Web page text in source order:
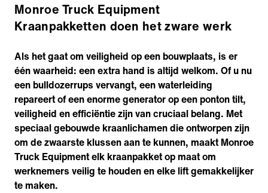
Monroe Truck Equipment
Kraanpakketten doen het zware werk
Als het gaat om veiligheid op een bouwplaats, is er
één waarheid: een extra hand is altijd welkom. Of u nu
een bulldozerrups vervangt, een waterleiding
repareert of een enorme generator op een ponton tilt,
veiligheid en efficiëntie zijn van cruciaal belang. Met
speciaal gebouwde kraanlichamen die ontworpen zijn
om de zwaarste klussen aan te kunnen, maakt Monroe
Truck Equipment elk kraanpakket op maat om
werknemers veilig te houden en elke lift gemakkelijker
te maken.